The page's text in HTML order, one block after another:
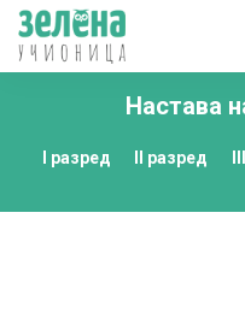
Настава
I разред II разред